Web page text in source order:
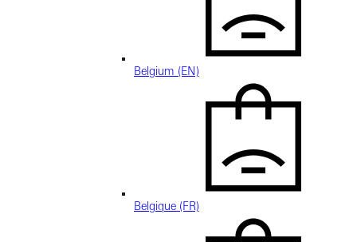
Belgium (EN)
Belgique (FR)